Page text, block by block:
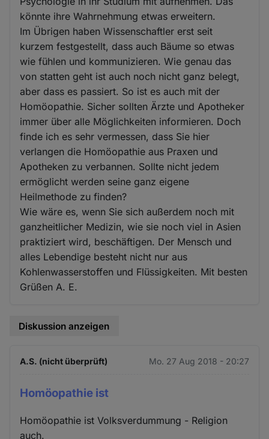
könnte ihre Wahrnehmung etwas erweitern.
Im Übrigen haben Wissenschaftler erst seit
kurzem festgestellt, dass auch Bäume so etwas
wie fühlen und kommunizieren. Wie genau das
von statten geht ist auch noch nicht ganz belegt,
aber dass es passiert. So ist es auch mit der
Homöopathie. Sicher sollten Ärzte und Apotheker
immer über alle Möglichkeiten informieren. Doch
finde ich es sehr vermessen, dass Sie hier
verlangen die Homöopathie aus Praxen und
Apotheken zu verbannen. Sollte nicht jedem
ermöglicht werden seine ganz eigene
Heilmethode zu finden?
Wie wäre es, wenn Sie sich außerdem noch mit
ganzheitlicher Medizin, wie sie noch viel in Asien
praktiziert wird, beschäftigen. Der Mensch und
alles Lebendige besteht nicht nur aus
Kohlenwasserstoffen und Flüssigkeiten. Mit besten
Grüßen A. E.
Diskussion anzeigen
A.S. (nicht überprüft) Mo. 27 Aug 2018 - 20:27
Homöopathie ist
Homöopathie ist Volksverdummung - Religion
auch.